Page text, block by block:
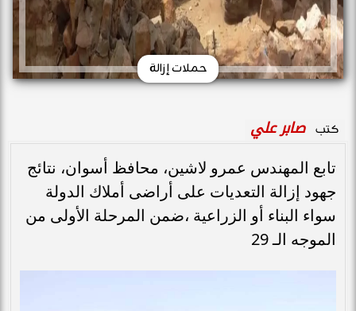
حملات إزالة
كتب صابر علي
تابع المهندس عمرو لاشين، محافظ أسوان، نتائج
جهود إزالة التعديات على أراضى أملاك الدولة
سواء البناء أو الزراعية ،ضمن المرحلة الأولى من
الموجه الـ 29